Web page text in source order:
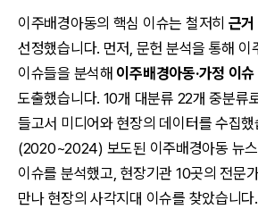
이주배경아동의 핵심 이슈는 철저히 근거
선정했습니다. 먼저, 문헌 분석을 통해 이
이슈들을 분석해 이주배경아동·가정 이
도출했습니다. 10개 대분류 22개 중분류
들고서 미디어와 현장의 데이터를 수집
(2020~2024) 보도된 이주배경아동 뉴
이슈를 분석했고, 현장기관 10곳의 전문
만나 현장의 사각지대 이슈를 찾았습니다